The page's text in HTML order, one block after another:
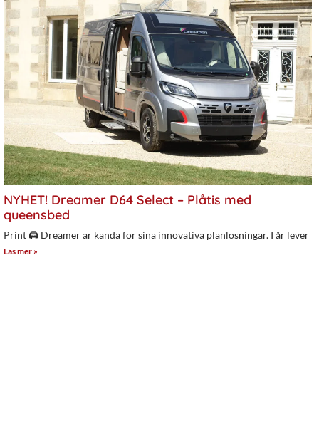
NYHET! Dreamer D64 Select – Plåtis med
queensbed
Print 🖨 Dreamer är kända för sina innovativa planlösningar. I år lever
Läs mer »